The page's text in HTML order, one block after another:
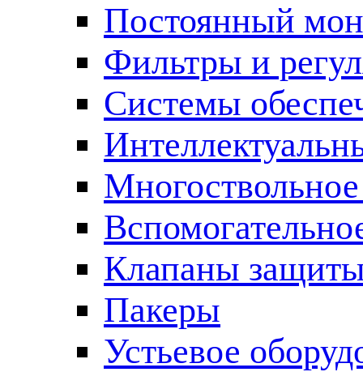
Постоянный
Фильтры и
Cистемы
Клапаны
Пакеры
Устьевое